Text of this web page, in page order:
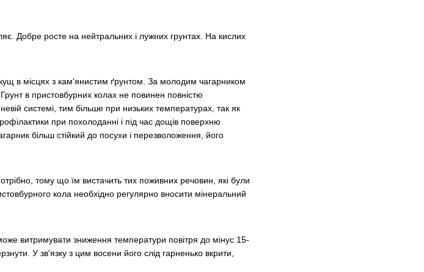
Добре росте на нейтральних і лужних грунтах. На кислих
в місцях з кам'янистим ґрунтом. За молодим чагарником
в пристовбурних колах не повинен повністю
системі, тим більше при низьких температурах, так як
при похолоданні і під час дощів поверхню
більш стійкий до посухи і перезволоження, його
тому що їм вистачить тих поживних речовин, які були
кола необхідно регулярно вносити мінеральний
витримувати зниження температури повітря до мінус 15-
У зв'язку з цим восени його слід гарненько вкрити,